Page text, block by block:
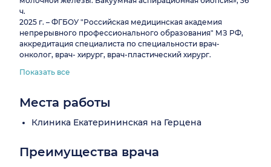
ч.
2025 г. – ФГБОУ "Российская медицинская академия
непрерывного профессионального образования" МЗ РФ,
аккредитация специалиста по специальности врач-
онколог, врач- хирург, врач-пластический хирург.
Показать все
Места работы
Клиника Екатерининская на Герцена
Преимущества врача